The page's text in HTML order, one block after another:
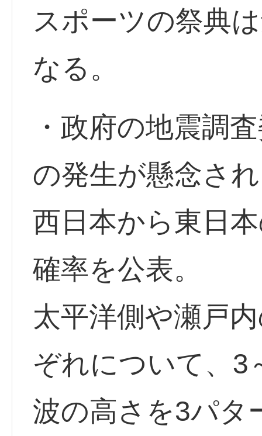
スポーツの祭典
なる。
・政府の地震調
の発生が懸念さ
西日本から東日
確率を公表。
太平洋側や瀬戸
ぞれについて、3
波の高さを3パタ